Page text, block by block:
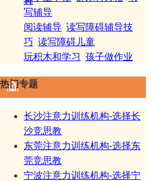
写辅导
阅读辅导 读写障碍辅导技
巧 读写障碍儿童
玩积木和学习 孩子做作业
热门专题
长沙注意力训练机构-选择长
沙竞思教
东莞注意力训练机构-选择东
莞竞思教
宁波注意力训练机构-选择宁